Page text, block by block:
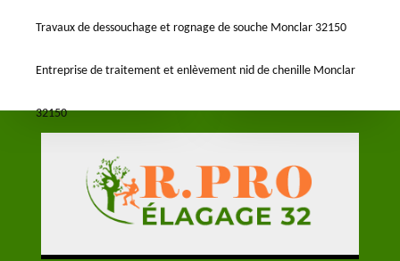
Travaux de dessouchage et rognage de souche Monclar 32150
Entreprise de traitement et enlèvement nid de chenille Monclar
32150